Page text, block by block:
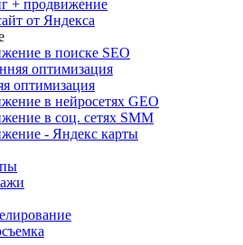
+ продвижение
от Яндекса
в поиске SEO
оптимизация
оптимизация
в нейросетях GEO
в соц. сетях SMM
- Яндекс карты